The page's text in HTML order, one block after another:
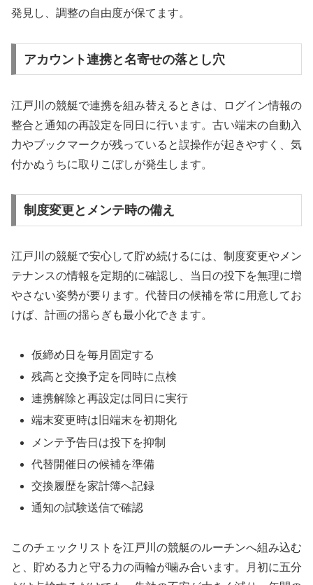
発見し、調整の自由度が保てます。
アカウント連携と名寄せの落とし穴
江戸川の競艇で連携を組み替えるときは、ログイン情報の
整合と通知の再設定を同日に行います。古い端末の自動入
力やブックマークが残っていると誤操作が起きやすく、気
付かぬうちに取りこぼしが発生します。
制度変更とメンテ時の備え
江戸川の競艇で安心して貯め続けるには、制度変更やメン
テナンスの情報を定期的に確認し、当日の投下を無理に増
やさない姿勢が要ります。代替日の候補を常に用意してお
けば、計画の揺らぎも最小化できます。
仮締め日を毎月固定する
残高と交換予定を同時に点検
連携解除と再設定は同日に実行
端末変更時は旧端末を初期化
メンテ予告日は投下を抑制
代替開催日の候補を準備
交換履歴を家計簿へ記録
通知の試験送信で確認
このチェックリストを江戸川の競艇のルーチンへ組み込む
と、貯める力と守る力の両輪が噛み合います。月初に五分